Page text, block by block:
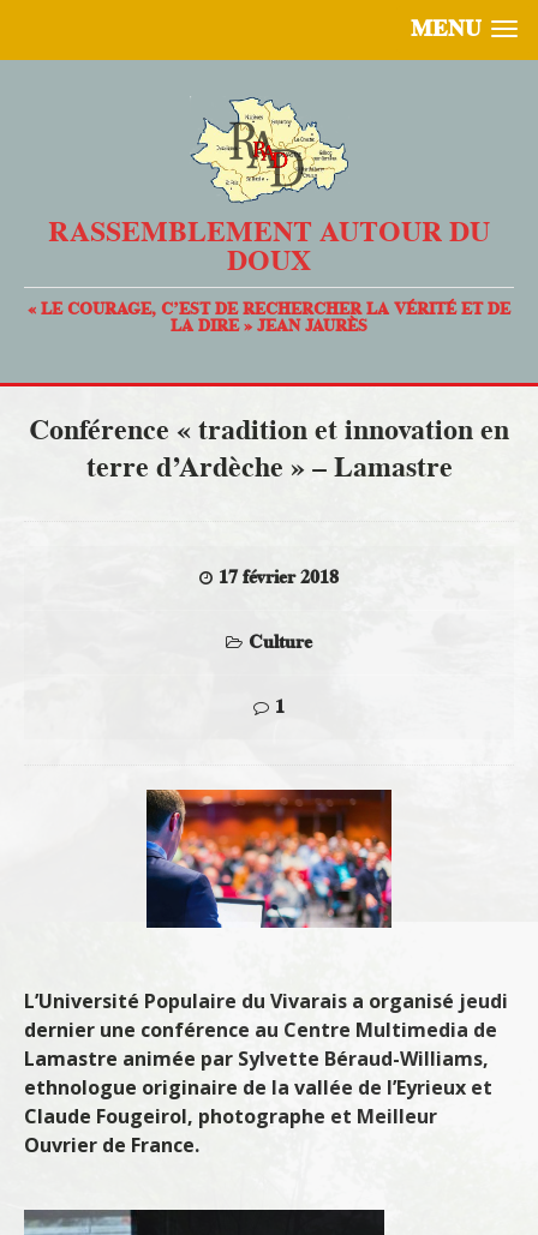
MENU
RASSEMBLEMENT AUTOUR DU
DOUX
« LE COURAGE, C’EST DE RECHERCHER LA VÉRITÉ ET DE
LA DIRE » JEAN JAURÈS
Conférence « tradition et innovation en
terre d’Ardèche » – Lamastre
17 février 2018
Culture
1
L’Université Populaire du Vivarais a organisé jeudi
dernier une conférence au Centre Multimedia de
Lamastre animée par Sylvette Béraud-Williams,
ethnologue originaire de la vallée de l’Eyrieux et
Claude Fougeirol, photographe et Meilleur
Ouvrier de France.